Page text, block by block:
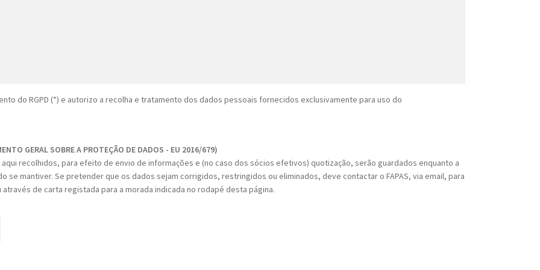
do RGPD (*) e autorizo a recolha e tratamento dos dados pessoais fornecidos exclusivamente para uso do
GERAL SOBRE A PROTEÇÃO DE DADOS - EU 2016/679)
recolhidos, para efeito de envio de informações e (no caso dos sócios efetivos) quotização, serão guardados enquanto a
se mantiver. Se pretender que os dados sejam corrigidos, restringidos ou eliminados, deve contactar o FAPAS, via email, para
de carta registada para a morada indicada no rodapé desta página.